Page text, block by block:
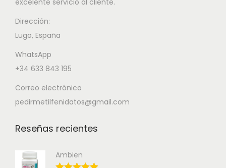
excelente servicio al cliente.
Dirección:
Lugo, España
WhatsApp
+34 633 843 195
Correo electrónico
pedirmetilfenidatos@gmail.com
Reseñas recientes
Ambien